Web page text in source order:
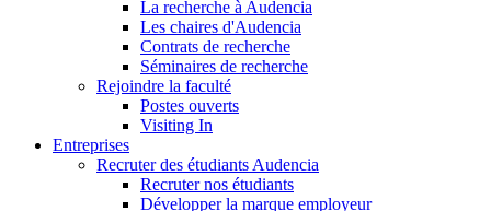
La recherche à Audencia
Les chaires d'Audencia
Contrats de recherche
Séminaires de recherche
Rejoindre la faculté
Postes ouverts
Visiting In
Entreprises
Recruter des étudiants Audencia
Recruter nos étudiants
Développer la marque employeur